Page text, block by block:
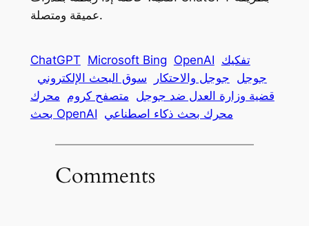
عميقة ومتصلة.
ChatGPT Microsoft Bing OpenAI تفكيك
جوجل جوجل والاحتكار
سوق البحث الإلكتروني
قضية وزارة العدل ضد جوجل متصفح كروم محرك
بحث OpenAI محرك بحث ذكاء اصطناعي
Comments